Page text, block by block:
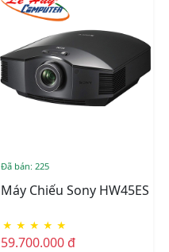
Đã bán: 225
Máy Chiếu Sony HW45ES
★ ★ ★ ★ ★
59.700.000 đ